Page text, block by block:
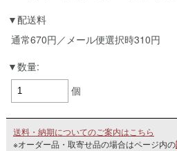
配送料
通常670円／メール便選択時310円
数量:
個
送料・納期についてのご案内はこちら
※オーダー品・取寄せ品の場合はページ内の